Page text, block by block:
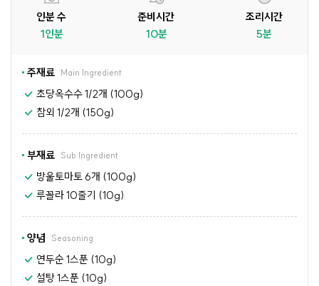
인분 수
1인분
준비시간
10분
조리시간
5분
주재료 Main Ingredient
초당옥수수 1/2개 (100g)
참외 1/2개 (150g)
부재료 Sub Ingredient
방울토마토 6개 (100g)
루꼴라 10줄기 (10g)
양념 Seasoning
연두순 1스푼 (10g)
설탕 1스푼 (10g)